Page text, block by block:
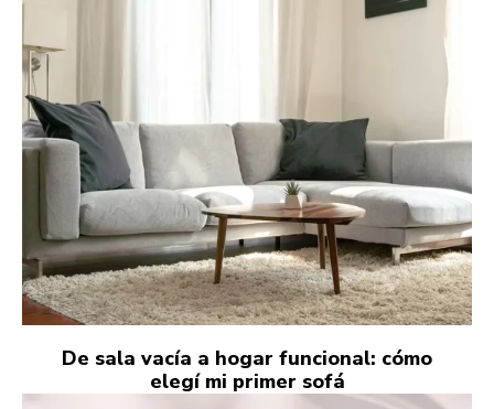
De sala vacía a hogar funcional: cómo
elegí mi primer sofá